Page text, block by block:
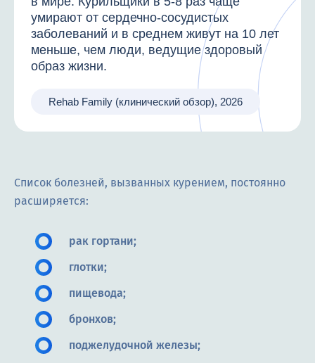
умирают от сердечно-сосудистых
заболеваний и в среднем живут на 10 лет
меньше, чем люди, ведущие здоровый
образ жизни.
Rehab Family (клинический обзор), 2026
Список болезней, вызванных курением, постоянно
расширяется:
рак гортани;
глотки;
пищевода;
бронхов;
поджелудочной железы;